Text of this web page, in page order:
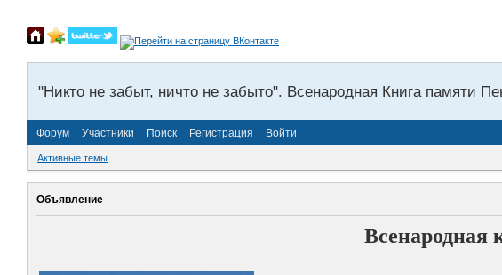
"Никто не забыт, ничто не забыто". Всенародная Книга памяти
Форум Участники Поиск Регистрация Войти
Активные темы
Объявление
Всенародная